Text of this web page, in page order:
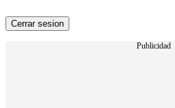
Cerrar sesion
Publicidad